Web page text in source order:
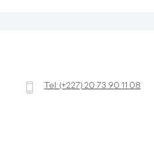
Tel: (+227) 20 73 90 11 08